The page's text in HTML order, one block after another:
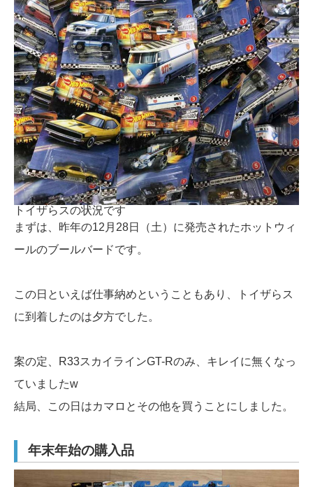
トイザらスの状況です
まずは、昨年の12月28日（土）に発売されたホットウィ
ールのブールバードです。
この日といえば仕事納めということもあり、トイザらス
に到着したのは夕方でした。
案の定、R33スカイラインGT-Rのみ、キレイに無くなっ
ていましたw
結局、この日はカマロとその他を買うことにしました。
年末年始の購入品